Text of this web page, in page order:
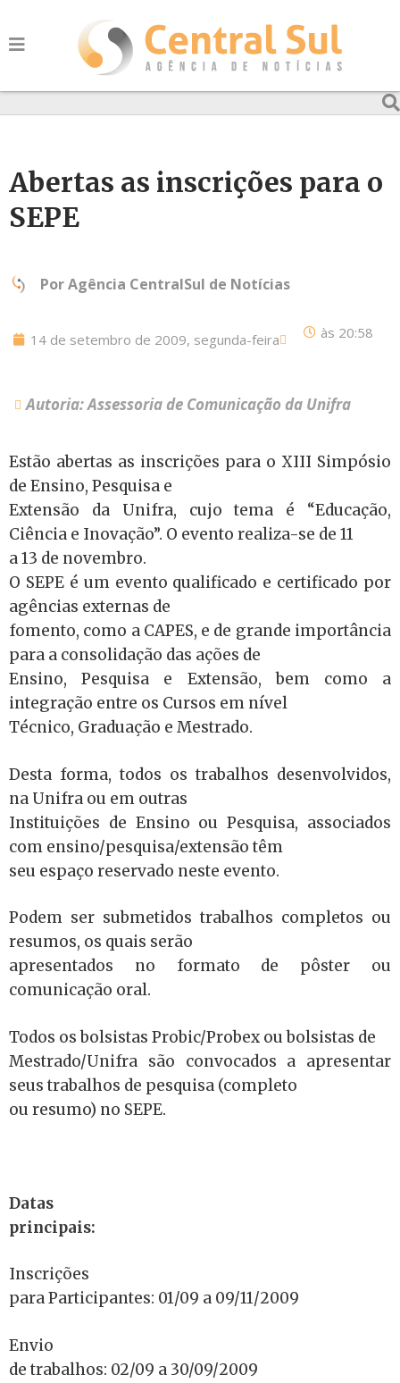
Abertas as inscrições para o
SEPE
PorAgência CentralSul de Notícias
14 de setembro de 2009, segunda-feira às 20:58
Autoria: Assessoria de Comunicação da Unifra
Estão abertas as inscrições para o XIII Simpósio
de Ensino, Pesquisa e
Extensão da Unifra, cujo tema é “Educação,
Ciência e Inovação”. O evento realiza-se de 11
a 13 de novembro.
O SEPE é um evento qualificado e certificado por
agências externas de
fomento, como a CAPES, e de grande importância
para a consolidação das ações de
Ensino, Pesquisa e Extensão, bem como a
integração entre os Cursos em nível
Técnico, Graduação e Mestrado.
Desta forma, todos os trabalhos desenvolvidos,
na Unifra ou em outras
Instituições de Ensino ou Pesquisa, associados
com ensino/pesquisa/extensão têm
seu espaço reservado neste evento.
Podem ser submetidos trabalhos completos ou
resumos, os quais serão
apresentados no formato de pôster ou
comunicação oral.
Todos os bolsistas Probic/Probex ou bolsistas de
Mestrado/Unifra são convocados a apresentar
seus trabalhos de pesquisa (completo
ou resumo) no SEPE.
Datas
principais:
Inscrições
para Participantes: 01/09 a 09/11/2009
Envio
de trabalhos: 02/09 a 30/09/2009